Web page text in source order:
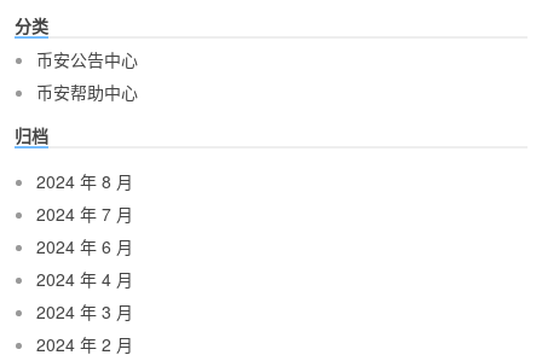
分类
币安公告中心
币安帮助中心
归档
2024 年 8 月
2024 年 7 月
2024 年 6 月
2024 年 4 月
2024 年 3 月
2024 年 2 月